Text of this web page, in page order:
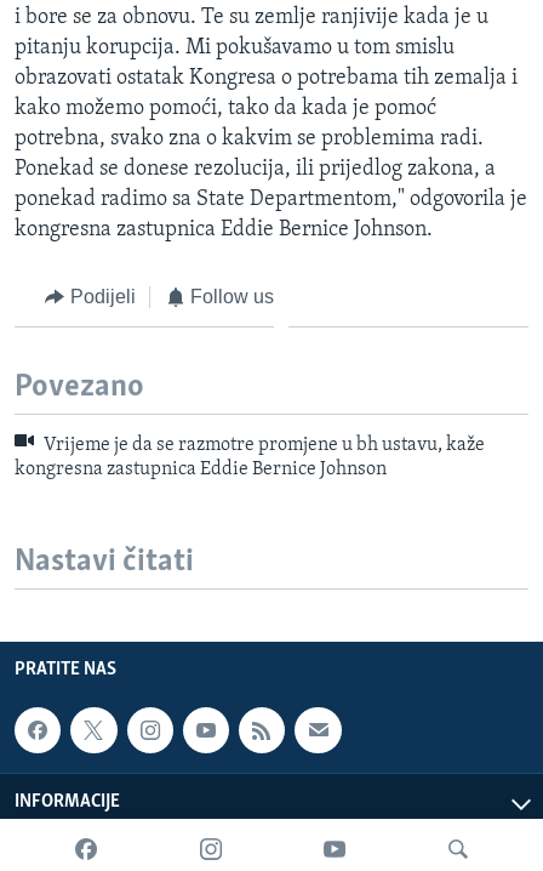
i bore se za obnovu. Te su zemlje ranjivije kada je u
pitanju korupcija. Mi pokušavamo u tom smislu
obrazovati ostatak Kongresa o potrebama tih zemalja i
kako možemo pomoći, tako da kada je pomoć
potrebna, svako zna o kakvim se problemima radi.
Ponekad se donese rezolucija, ili prijedlog zakona, a
ponekad radimo sa State Departmentom," odgovorila je
kongresna zastupnica Eddie Bernice Johnson.
Podijeli Follow us
Povezano
Vrijeme je da se razmotre promjene u bh ustavu, kaže
kongresna zastupnica Eddie Bernice Johnson
Nastavi čitati
PRATITE NAS
INFORMACIJE
SADRŽAJ